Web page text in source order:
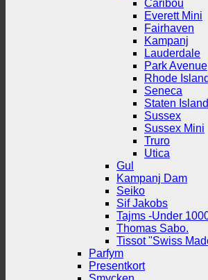
Caribou
Everett Mini
Fairhaven
Kampanj
Lauderdale
Park Avenue
Rhode Island
Seneca
Staten Island
Sussex
Sussex Mini
Truro
Utica
Gul
Kampanj Dam
Seiko
Sif Jakobs
Tajms -Under
Thomas Sabo.
Tissot "Swiss
Parfym
Presentkort